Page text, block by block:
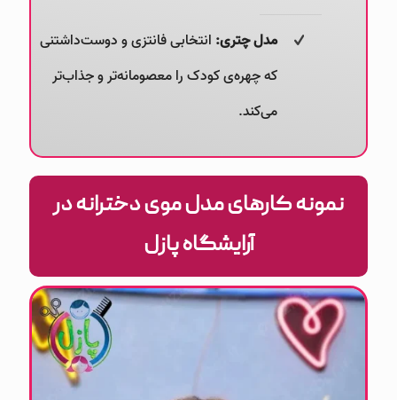
مدل چتری: انتخابی فانتزی و دوست‌داشتنی
که چهره‌ی کودک را معصومانه‌تر و جذاب‌تر
می‌کند.
نمونه کارهای مدل موی دخترانه در
آرایشگاه پازل